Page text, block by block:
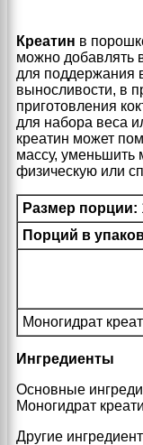
Креатин в
можно добавлять
для поддержания
выносливости, в
приготовления
для набора веса
креатин может
массу, уменьшить
физическую или
Размер порции:
Порций в
Моногидрат
Ингредиенты
Основные
Моногидрат
Другие